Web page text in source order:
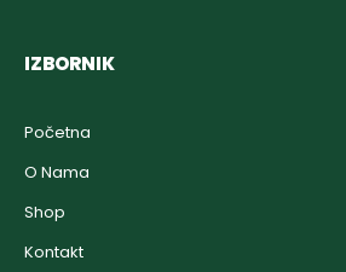
IZBORNIK
Početna
O Nama
Shop
Kontakt